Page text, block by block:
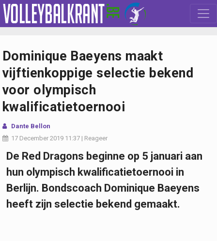
Dominique Baeyens maakt
vijftienkoppige selectie bekend
voor olympisch
kwalificatietoernooi
Dante Bellon
17 December 2019 11:37 | Reageer
De Red Dragons beginne op 5 januari aan
hun olympisch kwalificatietoernooi in
Berlijn. Bondscoach Dominique Baeyens
heeft zijn selectie bekend gemaakt.